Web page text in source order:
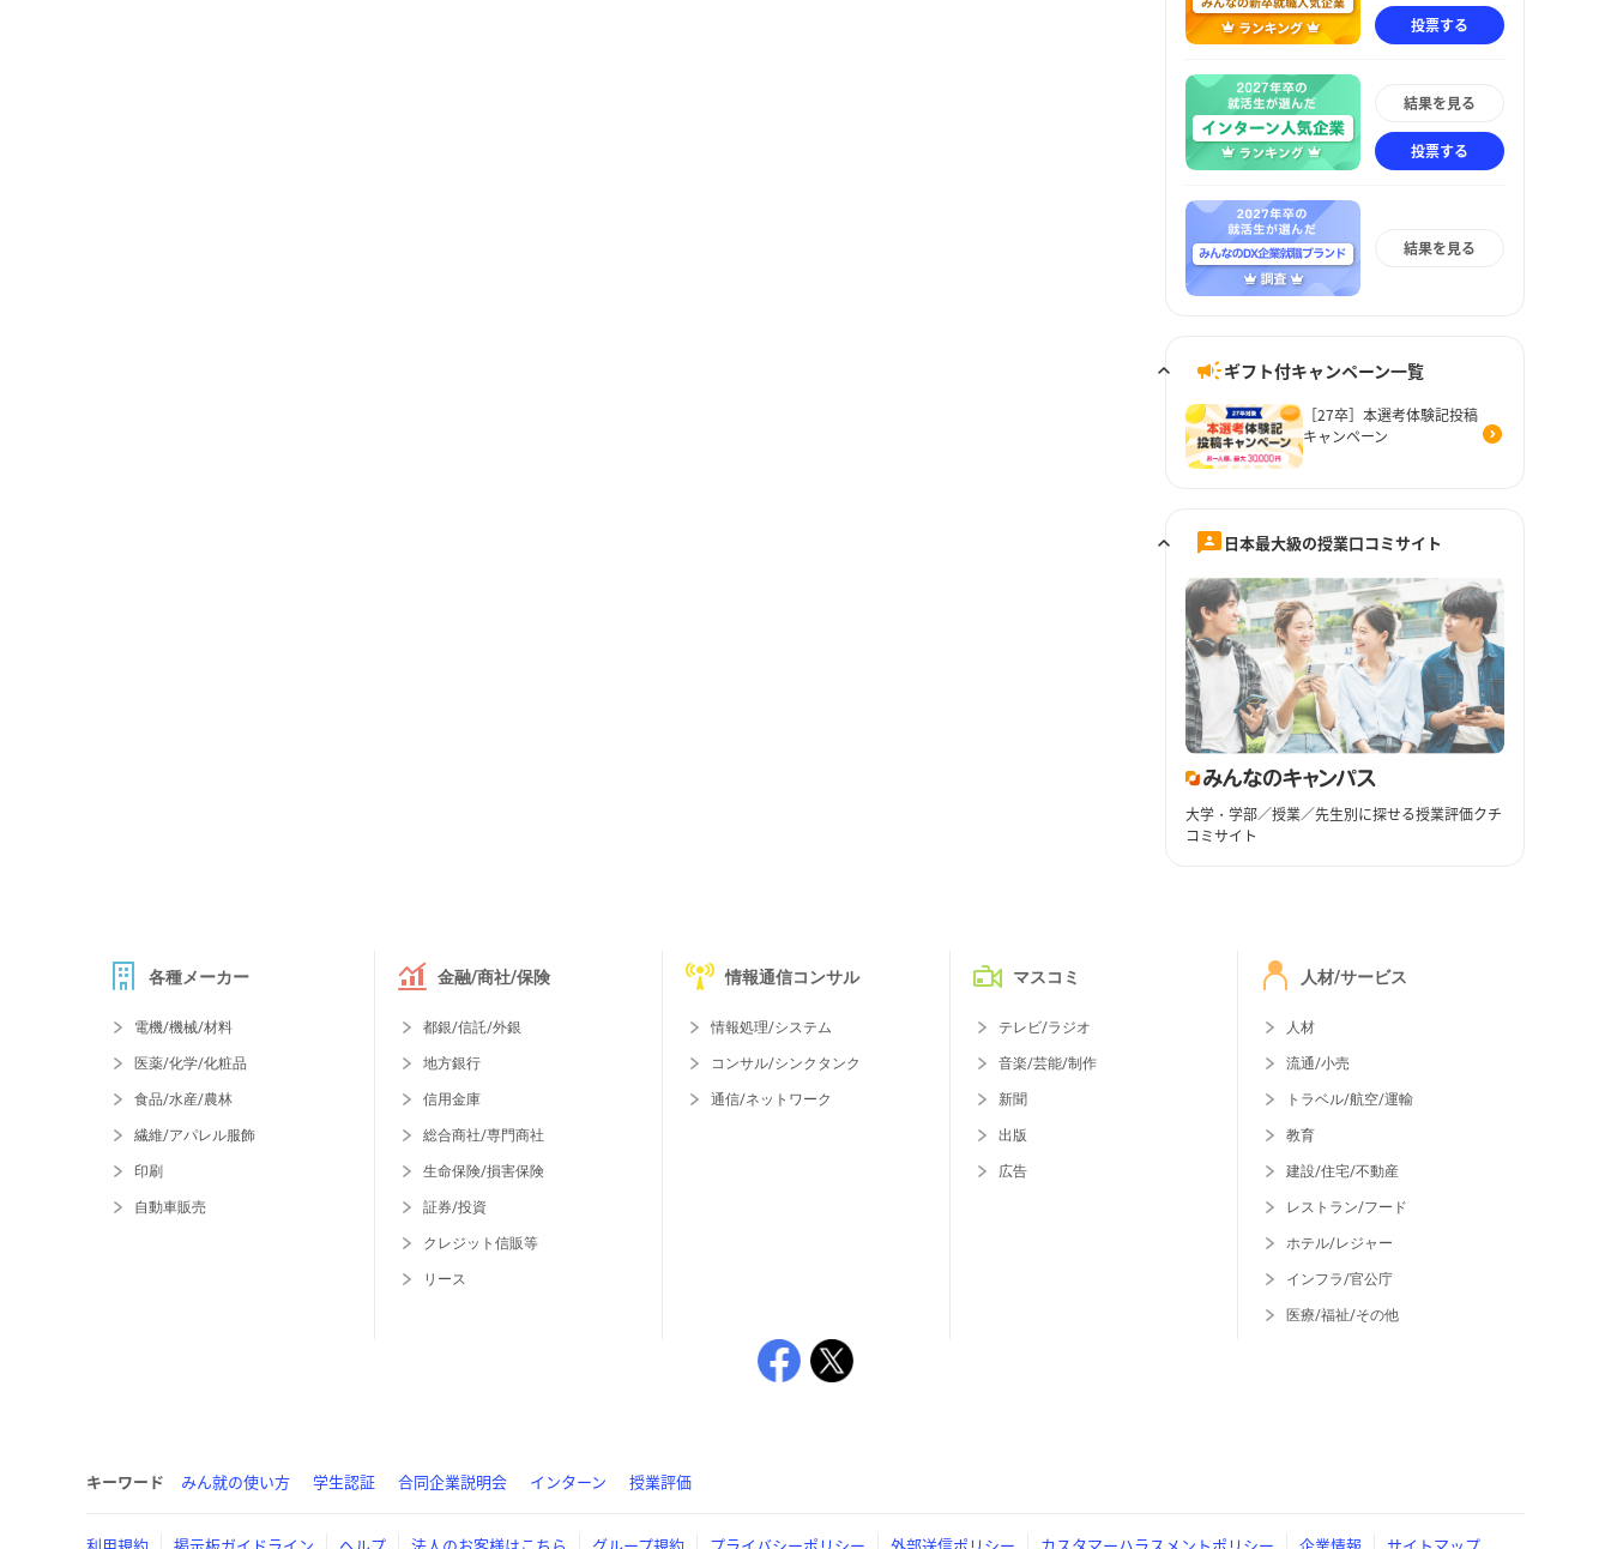
投票する
結果を見る
投票する
結果を見る
ギフト付キャンペーン一覧
［27卒］本選考体験記投稿
キャンペーン
日本最大級の授業口コミサイト
大学・学部／授業／先生別に探せる授業評価クチ
コミサイト
各種メーカー
電機/機械/材料
医薬/化学/化粧品
食品/水産/農林
繊維/アパレル服飾
印刷
自動車販売
金融/商社/保険
都銀/信託/外銀
地方銀行
信用金庫
総合商社/専門商社
生命保険/損害保険
証券/投資
クレジット信販等
リース
情報通信コンサル
情報処理/システム
コンサル/シンクタンク
通信/ネットワーク
マスコミ
テレビ/ラジオ
音楽/芸能/制作
新聞
出版
広告
人材/サービス
人材
流通/小売
トラベル/航空/運輸
教育
建設/住宅/不動産
レストラン/フード
ホテル/レジャー
インフラ/官公庁
医療/福祉/その他
キーワード みん就の使い方 学生認証 合同企業説明会 インターン 授業評価